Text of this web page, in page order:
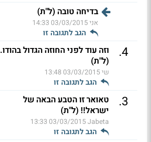
בדיחה טובה (ל"ת)
אני03/03/2015 14:33
הגב לתגובה זו
4
.
וזה עוד לפני החוזה הגדול בהודו.
(ל"ת)
שי03/03/2015 13:48
הגב לתגובה זו
3
.
טאואר זו הטבע הבאה של
ישראל!! (ל"ת)
Jabeta
03/03/2015 13:33
הגב לתגובה זו